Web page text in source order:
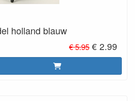
holland blauw
€ 5.95 € 2.99